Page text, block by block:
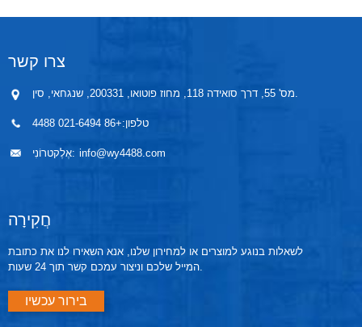
צרו קשר
טלפון:+86 021-6494 4488
אֶלֶקטרוֹנִי: info@wy4488.com
חֲקִירָה
לשאלות בנוגע למוצרים או למחירון שלנו, אנא השאירו לנו את כתובת
בירור עכשיו